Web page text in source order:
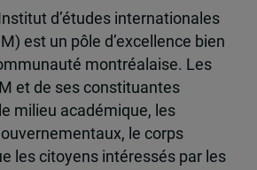
d’études internationales
est un pôle d’excellence bien
montréalaise. Les
et de ses constituantes
milieu académique, les
le corps
les citoyens intéressés par les